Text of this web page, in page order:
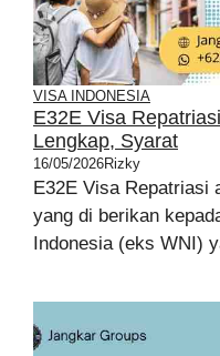
VISA INDONESIA
E32E Visa
Lengkap, Syarat
16/05/2026Rizky
E32E Visa Repatriasi
yang di berikan
Indonesia (eks WNI)